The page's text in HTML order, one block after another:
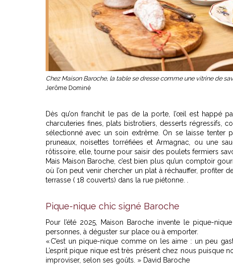
Chez Maison Baroche, la table se dresse comme une vitrine de
Jerôme Dominé
Dès qu’on franchit le pas de la porte, l’œil est happé
charcuteries fines, plats bistrotiers, desserts régressifs,
sélectionné avec un soin extrême. On se laisse
pruneaux, noisettes torréfiées et Armagnac, ou une
rôtissoire, elle, tourne pour saisir des poulets fermiers
Mais Maison Baroche, c’est bien plus qu’un comptoir
où l’on peut venir chercher un plat à réchauffer, profiter
terrasse ( 18 couverts) dans la rue piétonne. .
Pique-nique chic signé Baroche
Pour l’été 2025, Maison Baroche invente le pique-
personnes, à déguster sur place ou à emporter.
« C’est un pique-nique comme on les aime : un peu
L’esprit pique nique est très présent chez nous
improviser, selon ses goûts. » David Baroche